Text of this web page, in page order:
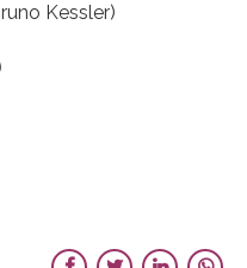
Kessler)